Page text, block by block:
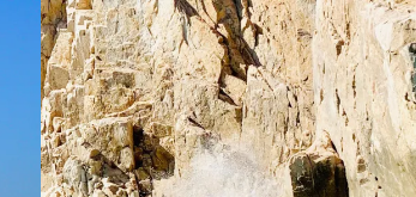
zu servieren und dieses kontinuierlich zu
Präferenzen festlegen. Dies ist auch